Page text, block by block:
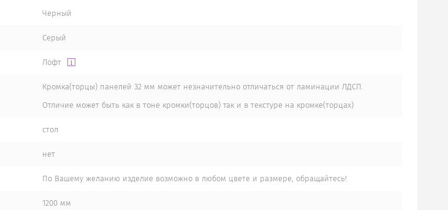
Черный
Серый
Лофт
Кромка(торцы) панелей 32 мм может незначительно отличаться от ламинации ЛДСП.
Отличие может быть как в тоне кромки(торцов) так и в текстуре на кромке(торцах)
стол
нет
По Вашему желанию изделие возможно в любом цвете и размере, обращайтесь!
1200 мм